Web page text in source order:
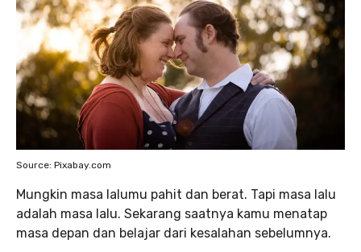
Source: Pixabay.com
Mungkin masa lalumu pahit dan berat. Tapi masa lalu
adalah masa lalu. Sekarang saatnya kamu menatap
masa depan dan belajar dari kesalahan sebelumnya.